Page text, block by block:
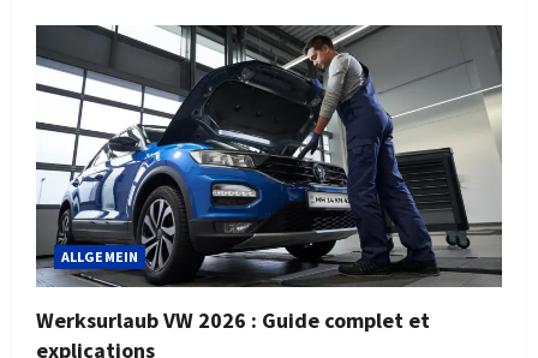
ALLGEMEIN
Werksurlaub VW 2026 : Guide complet et
explications